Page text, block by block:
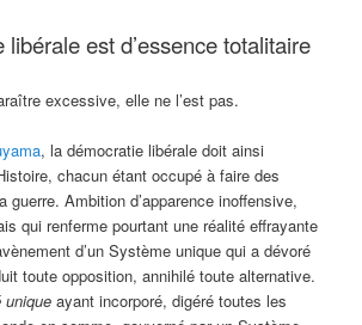
est d’essence totalitaire
excessive, elle ne l’est pas.
, la démocratie libérale doit ainsi
chacun étant occupé à faire des
guerre. Ambition d’apparence inoffensive,
qui renferme pourtant une réalité effrayante
d’un Système unique qui a dévoré
toute opposition, annihilé toute alternative.
unique ayant incorporé, digéré toutes les